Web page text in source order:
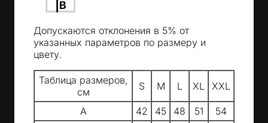
Допускаются отклонения в 5% от
указанных параметров по размеру и
цвету.
Таблица размеров,
см
S M L XL XXL
A 42 45 48 51
54